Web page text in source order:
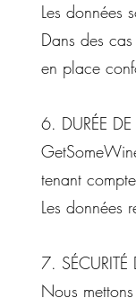
Les données
Dans des
en place
6. DURÉE
tenant
Les données
7. SÉCURITÉ
Nous